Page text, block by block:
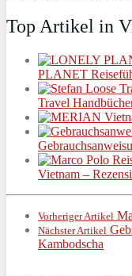
Top Artikel in
PLANET
Travel
Vietnam –
Vorheriger Artikel
Nächster Artikel
Kambodscha